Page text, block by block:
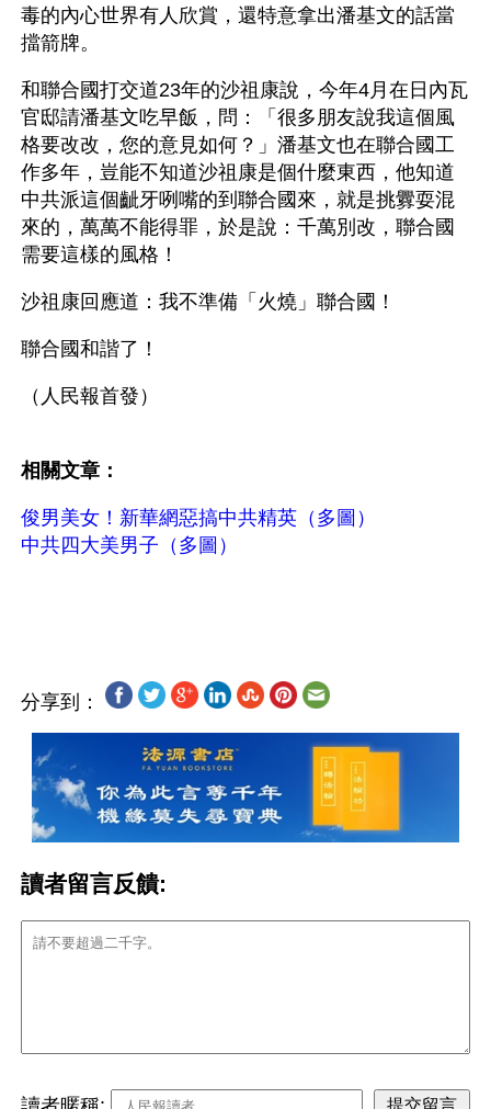
毒的內心世界有人欣賞，還特意拿出潘基文的話當
擋箭牌。
和聯合國打交道23年的沙祖康說，今年4月在日內瓦
官邸請潘基文吃早飯，問：「很多朋友說我這個風
格要改改，您的意見如何？」潘基文也在聯合國工
作多年，豈能不知道沙祖康是個什麼東西，他知道
中共派這個齜牙咧嘴的到聯合國來，就是挑釁耍混
來的，萬萬不能得罪，於是說：千萬別改，聯合國
需要這樣的風格！
沙祖康回應道：我不準備「火燒」聯合國！
聯合國和諧了！
（人民報首發）
相關文章：
俊男美女！新華網惡搞中共精英（多圖）
中共四大美男子（多圖）
分享到：
讀者留言反饋: